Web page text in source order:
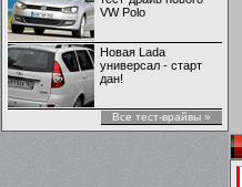
VW Polo
Новая Lada
универсал - старт
дан!
Все тест-врайвы »